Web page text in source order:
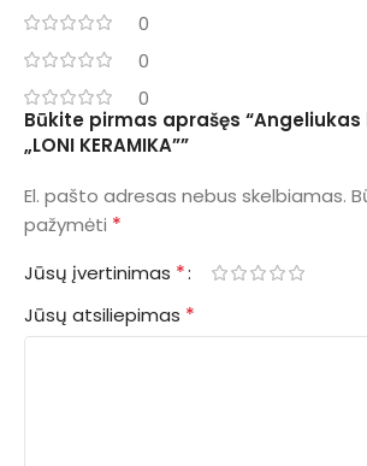
0
0
0
Būkite pirmas aprašęs
„LONI KERAMIKA””
El. pašto adresas nebus skelbiamas.
pažymėti *
Jūsų įvertinimas *
Jūsų atsiliepimas *